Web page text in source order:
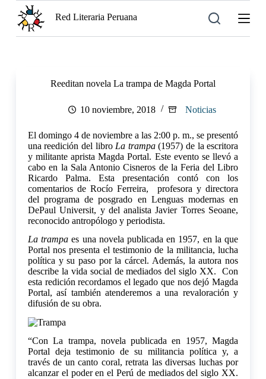
Red Literaria Peruana
Reeditan novela La trampa de Magda Portal
10 noviembre, 2018 Noticias
El domingo 4 de noviembre a las 2:00 p. m., se presentó
una reedición del libro La trampa(1957) de la escritora
y militante aprista Magda Portal. Este evento se llevó a
cabo en la Sala Antonio Cisneros de la Feria del Libro
Ricardo Palma. Esta presentación contó con los
comentarios de Rocío Ferreira, profesora y directora
del programa de posgrado en Lenguas modernas en
DePaul Universit, y del analista Javier Torres Seoane,
reconocido antropólogo y periodista.
La trampa es una novela publicada en 1957, en la que
Portal nos presenta el testimonio de la militancia, lucha
política y su paso por la cárcel. Además, la autora nos
describe la vida social de mediados del siglo XX. Con
esta redición recordamos el legado que nos dejó Magda
Portal, así también atenderemos a una revaloración y
difusión de su obra.
“Con La trampa, novela publicada en 1957, Magda
Portal deja testimonio de su militancia política y, a
través de un canto coral, retrata las diversas luchas por
alcanzar el poder en el Perú de mediados del siglo XX.